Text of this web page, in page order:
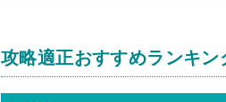
攻略適正おすすめランキン